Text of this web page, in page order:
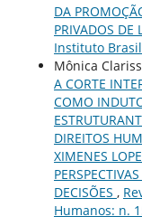
DA
PRIVADOS DE
Instituto
Mônica
A CORTE
COMO
DIREITOS
XIMENES
DECISÕES ,
Humanos: n.